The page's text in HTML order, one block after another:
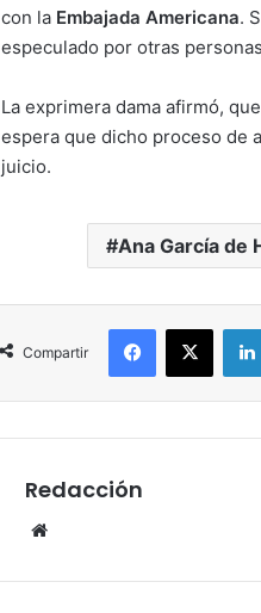
con la Embajada Americana.
especulado por otras
La exprimera dama afirmó,
espera que dicho proceso de
juicio.
Ana García de
Compartir
Facebook
X
Redacción